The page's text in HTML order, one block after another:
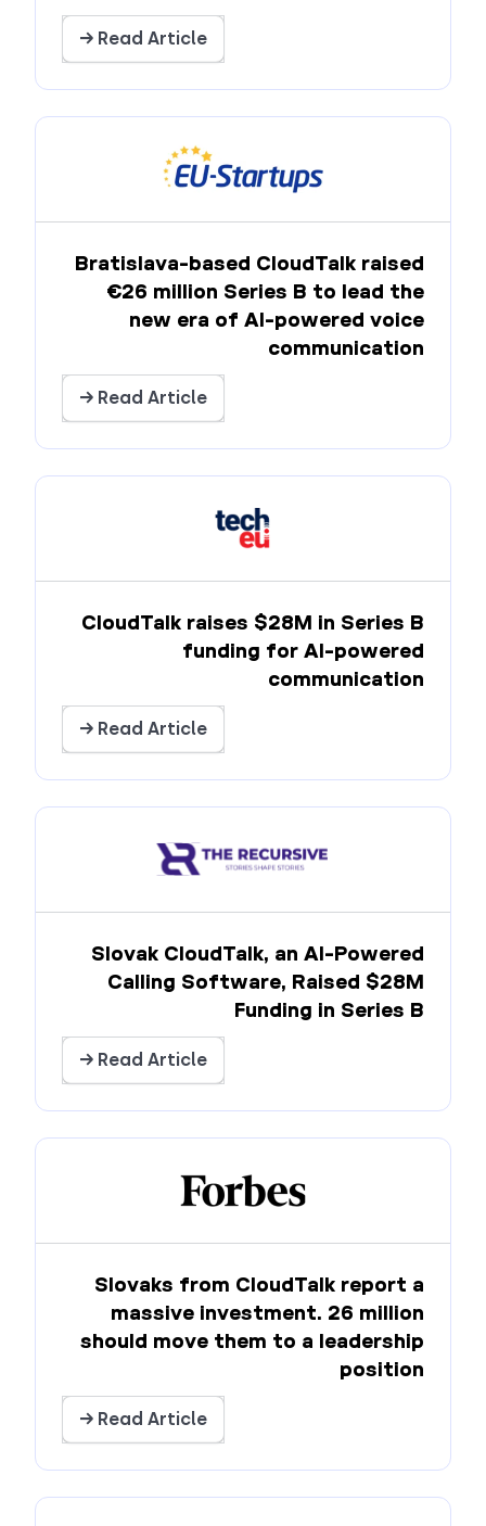
Read Article →
Bratislava-based CloudTalk raised
€26 million Series B to lead the
new era of AI-powered voice
communication
Read Article →
CloudTalk raises $28M in Series B
funding for AI-powered
communication
Read Article →
Slovak CloudTalk, an AI-Powered
Calling Software, Raised $28M
Funding in Series B
Read Article →
Slovaks from CloudTalk report a
massive investment. 26 million
should move them to a leadership
position
Read Article →